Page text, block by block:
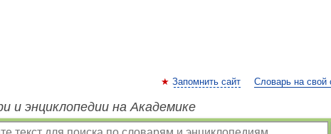
Запомнить сайт Словарь на свой
и энциклопедии на Академике